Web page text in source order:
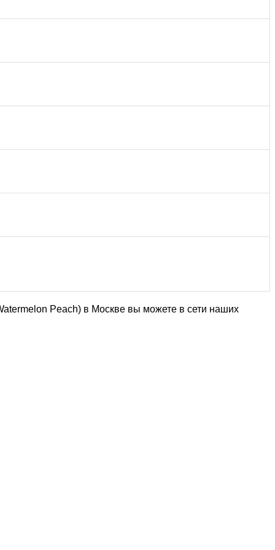
Peach) в Москве вы можете в сети наших